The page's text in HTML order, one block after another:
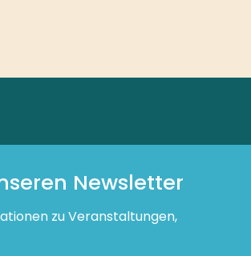
Newsletter
zu Veranstaltungen,